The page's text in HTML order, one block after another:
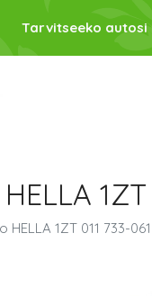
Tarvitseeko autosi
1ZT
HELLA 1ZT 011 733-061